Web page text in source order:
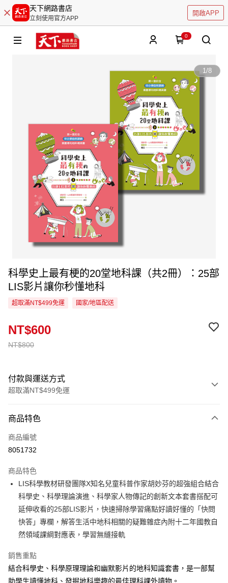
天下網路書店
立刻使用官方APP
開啟APP
0
1/8
科學史上最有梗的20堂地科課（共2冊）：25部
LIS影片讓你秒懂地科
超取滿NT$499免運 國家/地區配送
NT$800
NT$600
付款與運送方式
超取滿NT$499免運
信用卡一次付款
超商取貨付款
Apple Pay
街口支付
悠遊付
ATM付款
全家取貨付款
商品特色
商品編號
8051732
商品特色
LIS科學教材研發團隊X知名兒童科普作家胡妙芬的超強組合結合
科學史、科學理論演進、科學家人物傳記的創新文本套書搭配可
延伸收看的25部LIS影片，快速掃除學習痛點好讀好懂的「快問
快答」專欄，解答生活中地科相關的疑難雜症內附十二年國教自
然領域課綱對應表，學習無縫接軌
銷售重點
結合科學史、科學原理理論和幽默影片的地科知識套書，是一部幫
助學生讀懂地科、發掘地科樂趣的最佳理科課外讀物。